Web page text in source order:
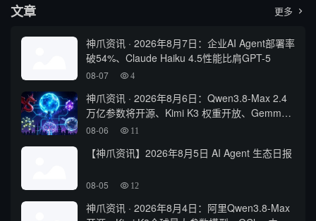
文章 更多 
神爪资讯 · 2026年8月7日：企业AI Agent部署率
破54%、Claude Haiku 4.5性能比肩GPT-5
08-07 4
神爪资讯 · 2026年8月6日：Qwen3.8-Max 2.4
万亿参数将开源、Kimi K3 权重开放、Gemma
4 登顶开源前三
08-06 11
【神爪资讯】2026年8月5日 AI Agent 生态日报
08-05 12
神爪资讯 · 2026年8月4日：阿里Qwen3.8-Max